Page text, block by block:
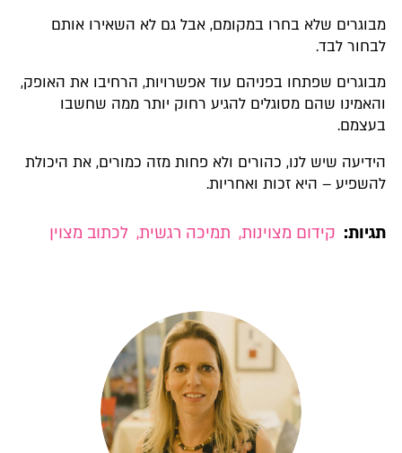
מבוגרים שלא בחרו במקומם, אבל גם לא השאירו אותם
לבחור לבד.
מבוגרים שפתחו בפניהם עוד אפשרויות, הרחיבו את האופק,
והאמינו שהם מסוגלים להגיע רחוק יותר ממה שחשבו
בעצמם.
הידיעה שיש לנו, כהורים ולא פחות מזה כמורים, את היכולת
להשפיע – היא זכות ואחריות.
תגיות: קידום מצוינות, תמיכה רגשית, לכתוב מצוין